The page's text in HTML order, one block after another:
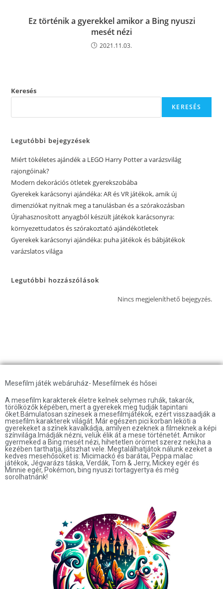
Ez történik a gyerekkel amikor a Bing nyuszi
mesét nézi
2021.11.03.
Keresés
KERESÉS
Legutóbbi bejegyzések
Miért tökéletes ajándék a LEGO Harry Potter a varázsvilág
rajongóinak?
Modern dekorációs ötletek gyerekszobába
Gyerekek karácsonyi ajándéka: AR és VR játékok, amik új
dimenziókat nyitnak meg a tanulásban és a szórakozásban
Újrahasznosított anyagból készült játékok karácsonyra:
környezettudatos és szórakoztató ajándékötletek
Gyerekek karácsonyi ajándéka: puha játékok és bábjátékok
varázslatos világa
Legutóbbi hozzászólások
Nincs megjeleníthető bejegyzés.
Mesefilm játék webáruház- Mesefilmek és hősei
A mesefilm karakterek életre kelnek selymes ruhák, takarók,
törölközők képében, mert a gyerekek meg tudják tapintani
őket.Bámulatosan színesek a mesefilmjátékok, ezért visszaadják a
mesefilm karakterek világát. Már egészen pici korban leköti a
gyerekeket a színek kavalkádja, amilyen ezeknek a filmeknek a képi
színvilága.Imádják nézni, velük élik át a mese történetét. Amikor
gyermeked a Bing mesét nézi, hihetetlen örömet szerez neki,ha a
kezében tarthatja, játszhat vele. Megtalálhatjátok nálunk ezeket a
kedves mesehősöket is: Micimackó és barátai, Peppa malac
játékok, Jégvarázs táska, Verdák, Tom & Jerry, Mickey egér és
Minnie egér, Pokémon, bing nyuszi tortagyertya és még
sorolhatnánk!